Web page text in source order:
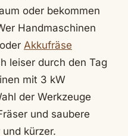
oder bekommen
Handmaschinen
Akkufräse
leiser durch den Tag
mit 3 kW
der Werkzeuge
und saubere
kürzer.